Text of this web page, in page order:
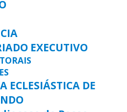
EXECUTIVO
ECLESIÁSTICA DE